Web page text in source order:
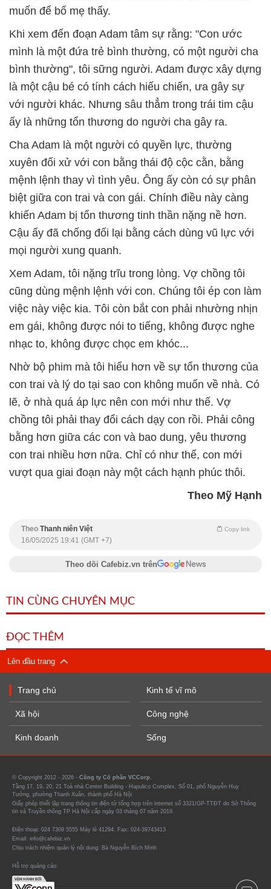
muốn để bố mẹ thấy.
Khi xem đến đoạn Adam tâm sự rằng: "Con ước
mình là một đứa trẻ bình thường, có một người cha
bình thường", tôi sững người. Adam được xây dựng
là một cậu bé có tính cách hiếu chiến, ưa gây sự
với người khác. Nhưng sâu thẳm trong trái tim cậu
ấy là những tổn thương do người cha gây ra.
Cha Adam là một người có quyền lực, thường
xuyên đối xử với con bằng thái độ cộc cằn, bằng
mệnh lệnh thay vì tình yêu. Ông ấy còn có sự phân
biệt giữa con trai và con gái. Chính điều này càng
khiến Adam bị tổn thương tinh thần nặng nề hơn.
Cậu ấy đã chống đối lại bằng cách dùng vũ lực với
mọi người xung quanh.
Xem Adam, tôi nặng trĩu trong lòng. Vợ chồng tôi
cũng dùng mệnh lệnh với con. Chúng tôi ép con làm
việc này việc kia. Tôi còn bắt con phải nhường nhịn
em gái, không được nói to tiếng, không được nghe
nhạc to, không được chọc em khóc...
Nhờ bộ phim mà tôi hiểu hơn về sự tổn thương của
con trai và lý do tại sao con không muốn về nhà. Có
lẽ, ở nhà quá áp lực nên con mới như thế. Vợ
chồng tôi phải thay đổi cách dạy con rồi. Phải công
bằng hơn giữa các con và bao dung, yêu thương
con trai nhiều hơn nữa. Chỉ có như thế, con mới
vượt qua giai đoạn này một cách hạnh phúc thôi.
Theo Mỹ Hạnh
Theo Thanh niên Việt Copy link
16/05/2025 19:41 (GMT +7)
Theo dõi Cafebiz.vn trên
TIN CÙNG CHUYÊN MỤC
ĐỌC THÊM
Lên đầu trang
Trang chủ
Xã hội
Kinh doanh
Kinh tế vĩ mô
Công nghệ
Sống
© Copyright 2012 - 2026 - Công ty Cổ phần VCCorp.
Tầng 17, 19, 20, 21 Toà nhà Center Building - Hapulico Complex, Số 01, phố Nguyễn Huy
Tưởng, phường Thanh Xuân, thành phố Hà Nội
Giấy phép thiết lập trang thông tin điện tử tổng hợp trên internet số 3321/GP-TTĐT do Sở Thông
tin và Truyền thông TP Hà Nội cấp ngày 03 tháng 07 năm 2019.
Điện thoại: 024 7309 5555 Máy lẻ 41294. Fax: 024-39743413
Email: info@cafebiz.vn
Chịu trách nhiệm quản lý nội dung: Bà Nguyễn Bích Minh
Hỗ trợ quảng cáo: